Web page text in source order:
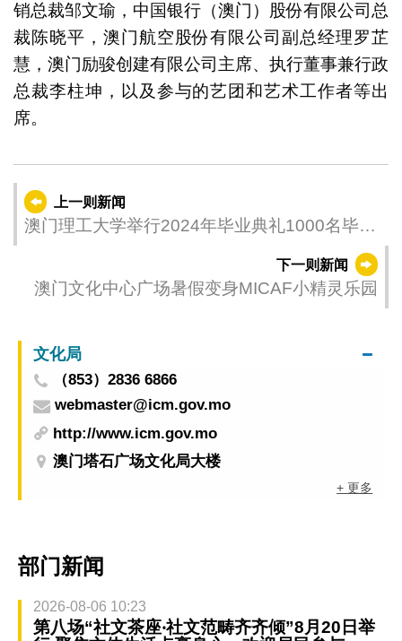
销总裁邹文瑜，中国银行（澳门）股份有限公司总
裁陈晓平，澳门航空股份有限公司副总经理罗芷
慧，澳门励骏创建有限公司主席、执行董事兼行政
总裁李柱坤，以及参与的艺团和艺术工作者等出
席。
上一则新闻
澳门理工大学举行2024年毕业典礼1000名毕业
下一则新闻
澳门文化中心广场暑假变身MICAF小精灵乐园
文化局
（853）2836 6866
webmaster@icm.gov.mo
http://www.icm.gov.mo
澳门塔石广场文化局大楼
+ 更多
部门新闻
2026-08-06 10:23
第八场“社文茶座‧社文范畴齐齐倾”8月20日举